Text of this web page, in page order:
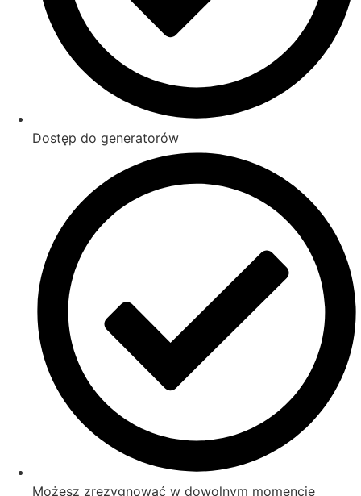
Dostęp do generatorów
Możesz zrezygnować w dowolnym momencie